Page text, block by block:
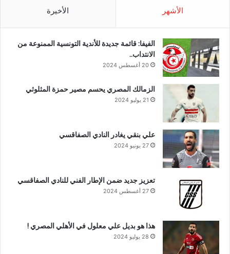
الأشهر الأخيرة
الفيفا: قائمة جديدة للأندية التونسية الممنوعة من
الانتداب..
20 أغسطس 2024
الزمالك المصري يحسم مصير حمزة المثلوثي
21 يوليو 2024
علي بنقي يغادر النادي الصفاقسي
27 يونيو 2024
تعزيز جديد ضمن الإطار الفني للنادي الصفاقسي
27 أغسطس 2024
هذا هو بديل علي معلول في الأهلي المصري !
28 يوليو 2024